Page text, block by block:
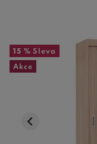
15 % Sleva
Akce